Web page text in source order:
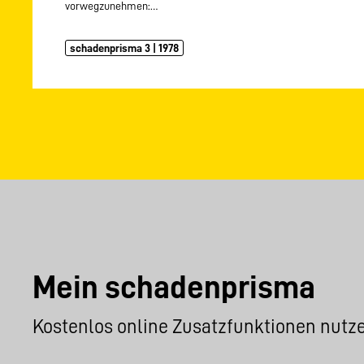
vorwegzunehmen:…
schadenprisma 3 | 1978
Mein schadenprisma
Kostenlos online Zusatzfunktionen